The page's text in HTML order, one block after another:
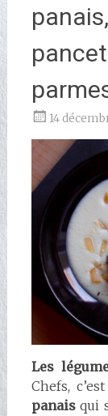
14
Les
Chefs,
panaisqui